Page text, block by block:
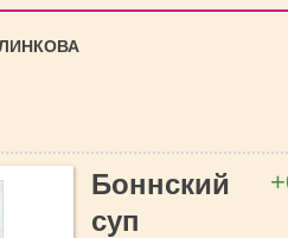
Боннский
суп